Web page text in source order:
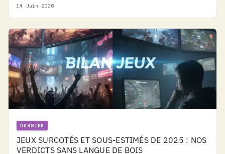
14 Juin 2026
DOSSIER
JEUX SURCOTÉS ET SOUS-ESTIMÉS DE 2025 : NOS
VERDICTS SANS LANGUE DE BOIS